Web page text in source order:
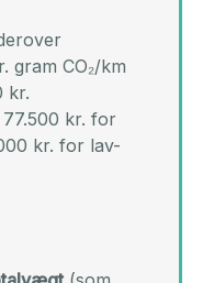
gram CO₂/km
kr.
kr. for
kr. for lav-